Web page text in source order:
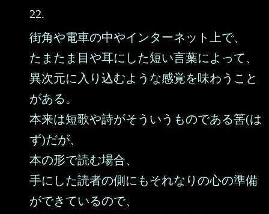
22.
街角や電車の中やインターネット上で、
たまたま目や耳にした短い言葉によって、
異次元に入り込むような感覚を味わうこと
がある。
本来は短歌や詩がそういうものである筈(は
ず)だが、
本の形で読む場合、
手にした読者の側にもそれなりの心の準備
ができているので、